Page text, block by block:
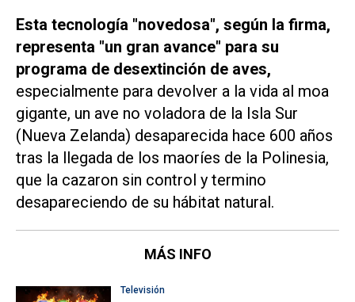
Esta tecnología "novedosa", según la firma,
representa "un gran avance" para su
programa de desextinción de aves,
especialmente para devolver a la vida al moa
gigante, un ave no voladora de la Isla Sur
(Nueva Zelanda) desaparecida hace 600 años
tras la llegada de los maoríes de la Polinesia,
que la cazaron sin control y termino
desapareciendo de su hábitat natural.
MÁS INFO
Televisión